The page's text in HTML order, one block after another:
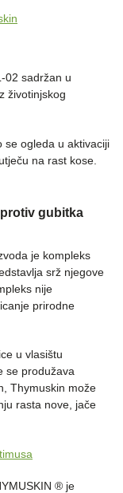
02 sadržan u
životinjskog
se ogleda u aktivaciji
na rast kose.
gubitka
je kompleks
srž njegove
nije
prirodne
u vlasištu
se produžava
Thymuskin može
rasta nove, jače
® je